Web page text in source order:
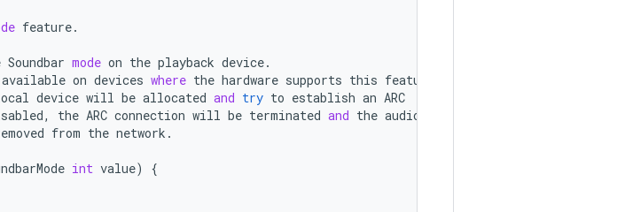
feature.
Soundbar mode on the playback device.
available on devices where the hardware supports this feature
device will be allocated and try to establish an ARC
, the ARC connection will be terminated and the audio
from the network .
int value)
{